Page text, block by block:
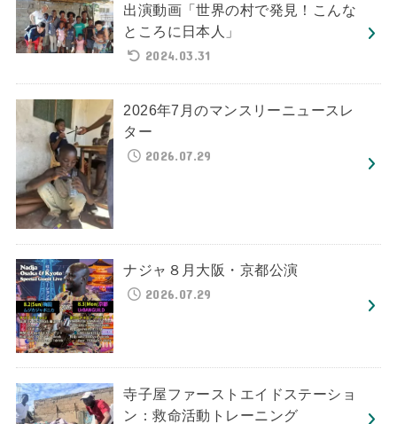
出演動画「世界の村で発見！こんな
ところに日本人」
2024.03.31
2026年7月のマンスリーニュースレ
ター
2026.07.29
ナジャ８月大阪・京都公演
2026.07.29
寺子屋ファーストエイドステーショ
ン：救命活動トレーニング